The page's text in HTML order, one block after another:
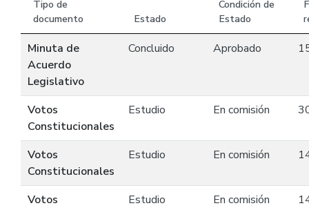
Tipo de
documento
Estado
Condición de
Estado
Minuta de
Acuerdo
Legislativo
Concluido Aprobado
Votos
Constitucionales
Estudio En comisión
Votos
Constitucionales
Estudio En comisión
Votos
Estudio En comisión